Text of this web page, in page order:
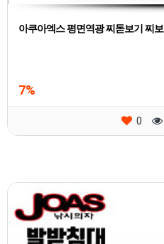
아쿠아엑스 평면역광 찌돋보기 찌
7%
0